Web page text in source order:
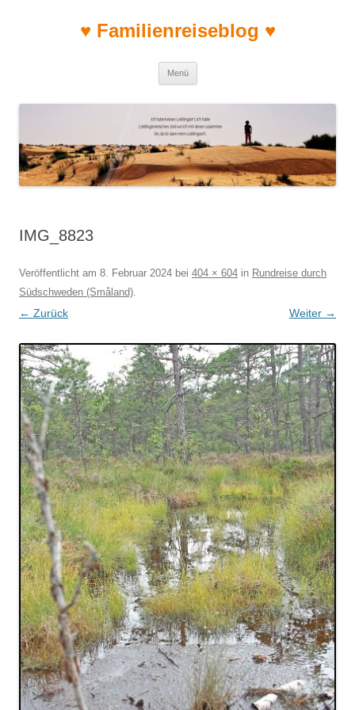
♥ Familienreiseblog ♥
Menü
IMG_8823
Veröffentlicht am 8. Februar 2024 bei 404 × 604 in Rundreise durch
Südschweden (Småland).
← Zurück Weiter →